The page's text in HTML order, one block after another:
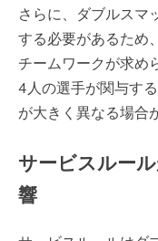
さらに、ダブルスマ
する必要があるため
チームワークが求め
4人の選手が関与す
が大きく異なる場合
サービスルー
響